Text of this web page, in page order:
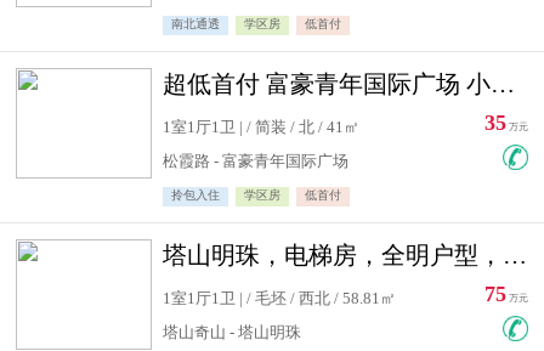
南北通透 学区房 低首付
超低首付 富豪青年国际广场 小高层住宅急售
1室1厅1卫 | / 简装 / 北 / 41㎡
松霞路 - 富豪青年国际广场
拎包入住 学区房 低首付
35 万元
塔山明珠，电梯房，全明户型，视野好，毛坯房，看房有钥匙
1室1厅1卫 | / 毛坯 / 西北 / 58.81㎡
塔山奇山 - 塔山明珠
75 万元